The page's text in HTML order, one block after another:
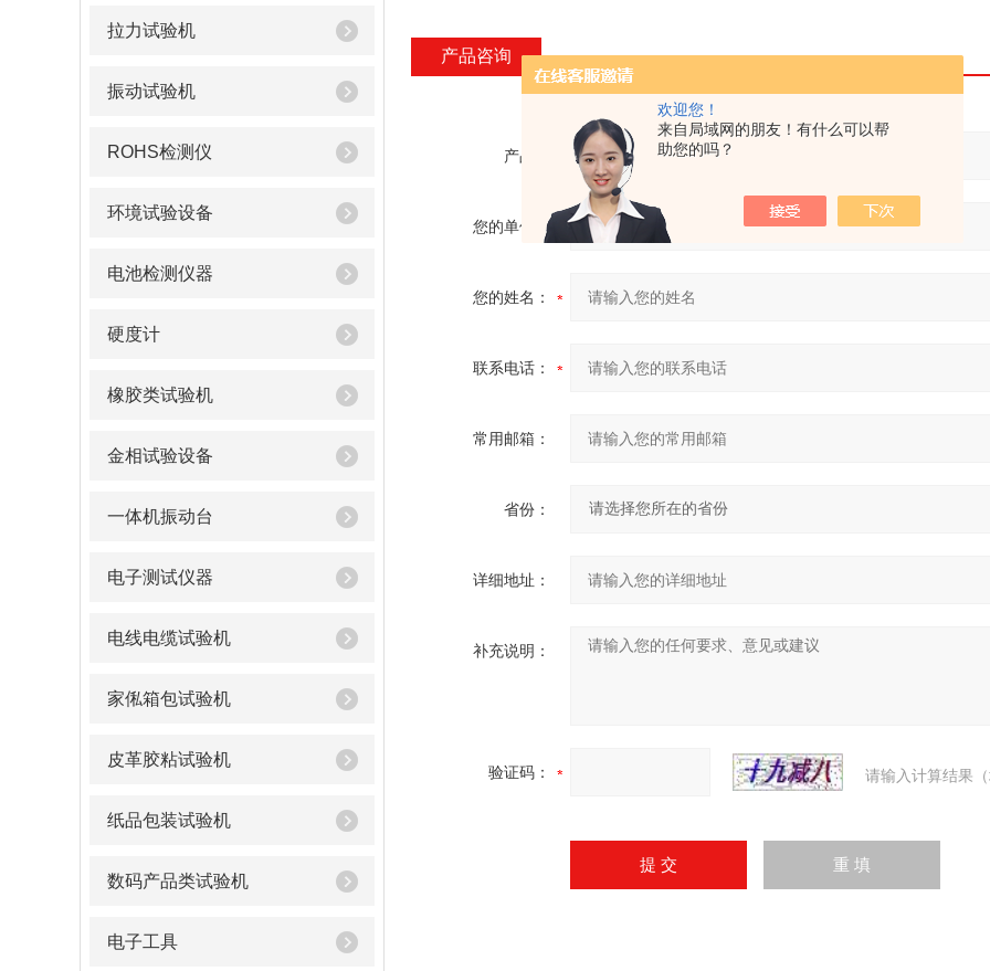
欢迎您！
来自局域网的朋友！有什么可以帮
助您的吗？
拉力试验机
振动试验机
ROHS检测仪
环境试验设备
电池检测仪器
硬度计
橡胶类试验机
金相试验设备
一体机振动台
电子测试仪器
电线电缆试验机
家俬箱包试验机
皮革胶粘试验机
纸品包装试验机
数码产品类试验机
电子工具
产品咨询
产品：
您的单位：
您的姓名：
联系电话：
常用邮箱：
省份：
详细地址：
补充说明：
验证码： 请输入计算结果